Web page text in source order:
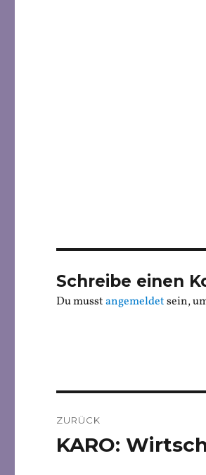
Schreibe einen
Du musstangemeldetsein,
ZURÜCK
Vorheriger
KARO: